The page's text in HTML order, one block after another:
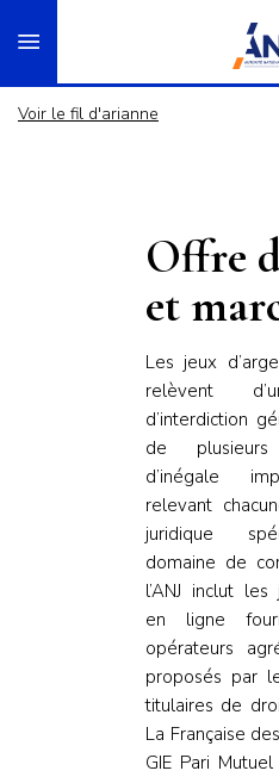
au
Voir le fil d'arianne
Offre
et
Les jeux
relèvent
d’interdiction
de plusieurs
d’inégale
relevant
juridique
domaine de
l’ANJ inclut les
en ligne
opérateurs
proposés par
titulaires de
La Française
GIE Pari Mutuel